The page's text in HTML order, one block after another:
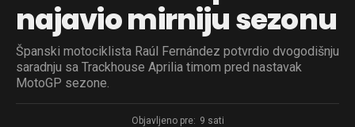
najavio mirniju sezonu
Španski motociklista Raúl Fernández potvrdio dvogodišnju
saradnju sa Trackhouse Aprilia timom pred nastavak
MotoGP sezone.
Objavljeno pre: 9 sati